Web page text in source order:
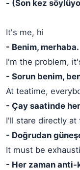
- (Son kez
It's me, hi
- Benim, merhaba.
I'm the problem,
- Sorun benim,
At teatime,
- Çay saatinde
I'll stare directly
- Doğrudan
It must be
- Her zaman anti-